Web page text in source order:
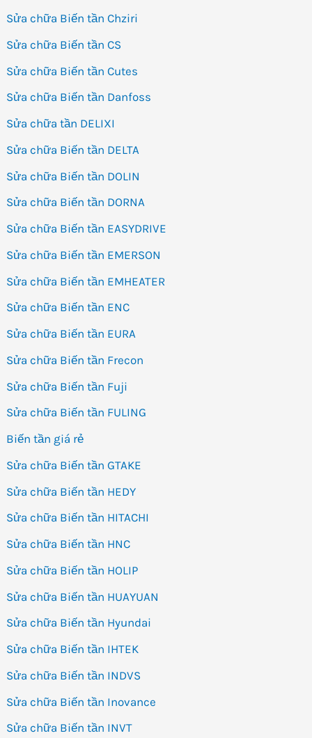
Sửa chữa Biến tần Chziri
Sửa chữa Biến tần CS
Sửa chữa Biến tần Cutes
Sửa chữa Biến tần Danfoss
Sửa chữa tần DELIXI
Sửa chữa Biến tần DELTA
Sửa chữa Biến tần DOLIN
Sửa chữa Biến tần DORNA
Sửa chữa Biến tần EASYDRIVE
Sửa chữa Biến tần EMERSON
Sửa chữa Biến tần EMHEATER
Sửa chữa Biến tần ENC
Sửa chữa Biến tần EURA
Sửa chữa Biến tần Frecon
Sửa chữa Biến tần Fuji
Sửa chữa Biến tần FULING
Biến tần giá rẻ
Sửa chữa Biến tần GTAKE
Sửa chữa Biến tần HEDY
Sửa chữa Biến tần HITACHI
Sửa chữa Biến tần HNC
Sửa chữa Biến tần HOLIP
Sửa chữa Biến tần HUAYUAN
Sửa chữa Biến tần Hyundai
Sửa chữa Biến tần IHTEK
Sửa chữa Biến tần INDVS
Sửa chữa Biến tần Inovance
Sửa chữa Biến tần INVT